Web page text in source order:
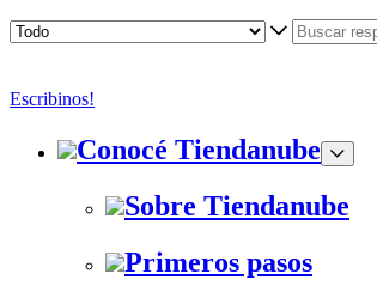
Escribinos!
Conocé Tiendanube
Sobre Tiendanube
Primeros pasos